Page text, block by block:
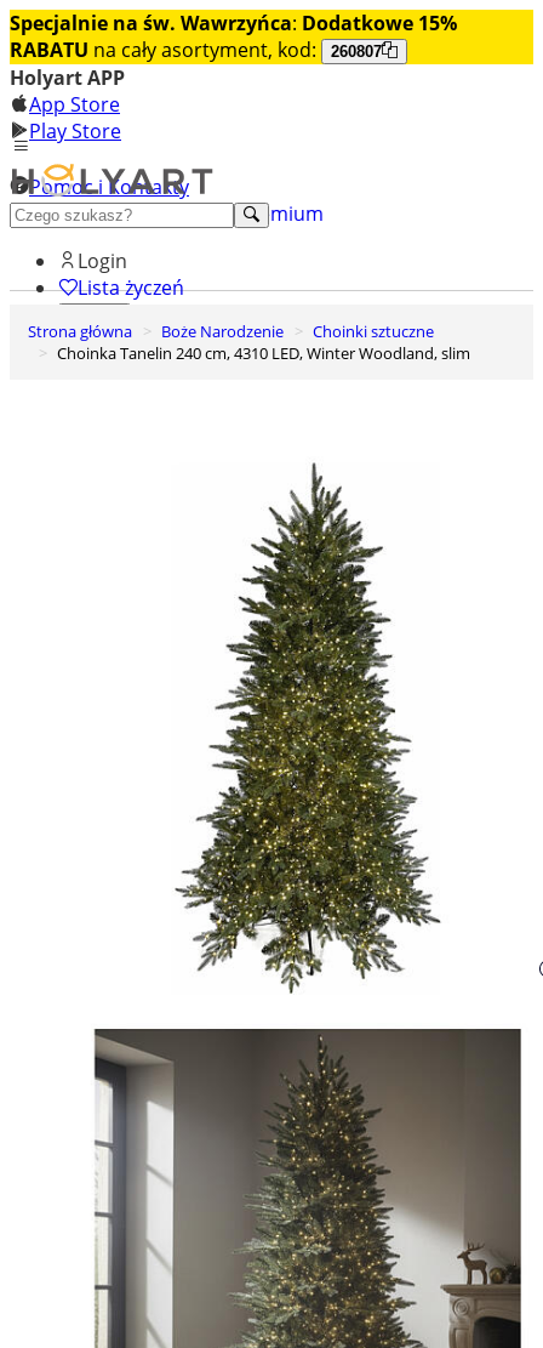
Specjalnie na św. Wawrzyńca: Dodatkowe 15%
RABATU na cały asortyment, kod: 260807
Holyart APP
App Store
Play Store
Pomoc i Kontakty
+48 222 922 860
Odkryj premium
Login
Lista życzeń
0
Koszyk
Strona główna Boże Narodzenie
Choinki sztuczne
Choinka Tanelin 240 cm, 4310 LED, Winter Woodland, slim